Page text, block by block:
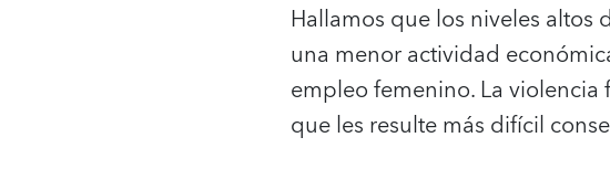
Hallamos que los niveles altos
una menor actividad
empleo femenino. La
que les resulte más difícil